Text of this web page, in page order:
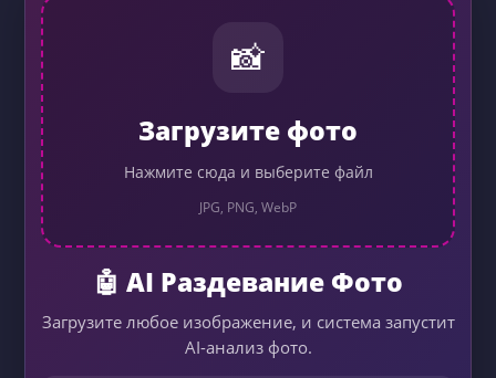
📸
Загрузите фото
Нажмите сюда и выберите файл
JPG, PNG, WebP
🤖 AI Раздевание Фото
Загрузите любое изображение, и система запустит
AI-анализ фото.